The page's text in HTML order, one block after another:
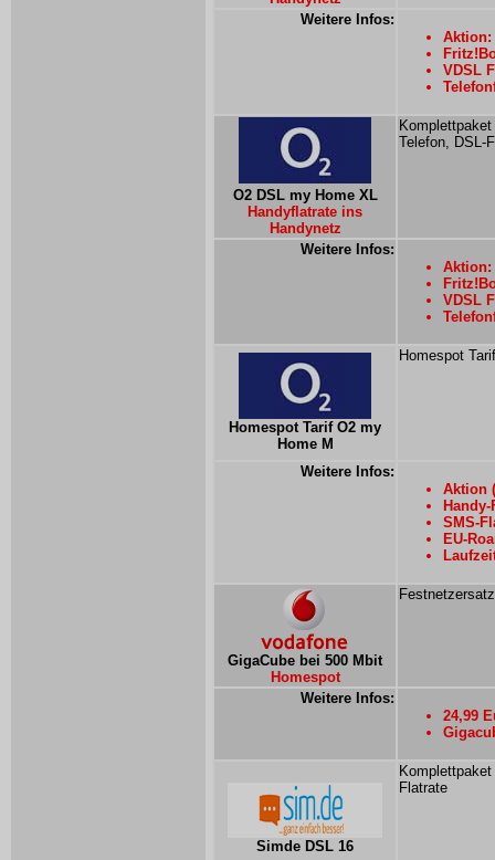
Weitere Infos:
Aktion:
VDSL
O2 DSL my Home XL
Handyflatrate ins
Handynetz
Telefon, DSL-
Weitere Infos:
Aktion:
VDSL
Homespot Tarif O2 my
Home M
Homespot
Weitere Infos:
Aktion
SMS-
EU-
GigaCube bei 500 Mbit
Homespot
Weitere Infos:
24,99
Simde DSL 16
Flatrate